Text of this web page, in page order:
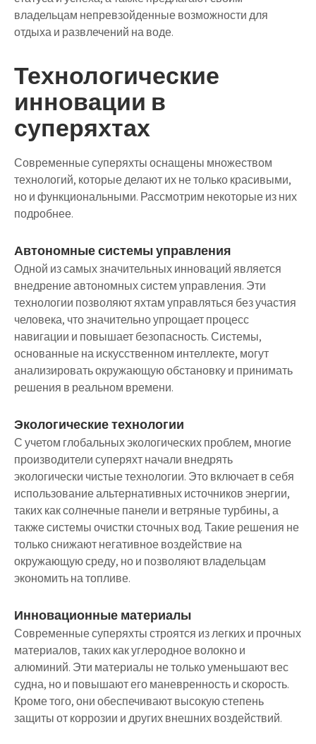
владельцам непревзойденные возможности для
отдыха и развлечений на воде.
Технологические
инновации в
суперяхтах
Современные суперяхты оснащены множеством
технологий, которые делают их не только красивыми,
но и функциональными. Рассмотрим некоторые из них
подробнее.
Автономные системы управления
Одной из самых значительных инноваций является
внедрение автономных систем управления. Эти
технологии позволяют яхтам управляться без участия
человека, что значительно упрощает процесс
навигации и повышает безопасность. Системы,
основанные на искусственном интеллекте, могут
анализировать окружающую обстановку и принимать
решения в реальном времени.
Экологические технологии
С учетом глобальных экологических проблем, многие
производители суперяхт начали внедрять
экологически чистые технологии. Это включает в себя
использование альтернативных источников энергии,
таких как солнечные панели и ветряные турбины, а
также системы очистки сточных вод. Такие решения не
только снижают негативное воздействие на
окружающую среду, но и позволяют владельцам
экономить на топливе.
Инновационные материалы
Современные суперяхты строятся из легких и прочных
материалов, таких как углеродное волокно и
алюминий. Эти материалы не только уменьшают вес
судна, но и повышают его маневренность и скорость.
Кроме того, они обеспечивают высокую степень
защиты от коррозии и других внешних воздействий.